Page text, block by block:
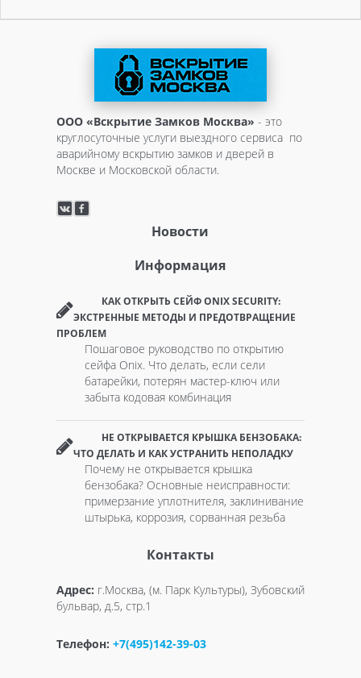
ООО «Вскрытие Замков Москва» - это
круглосуточные услуги выездного сервиса по
аварийному вскрытию замков и дверей в
Москве и Московской области.
Новости
Информация
КАК ОТКРЫТЬ СЕЙФ ONIX SECURITY:
ЭКСТРЕННЫЕ МЕТОДЫ И ПРЕДОТВРАЩЕНИЕ
ПРОБЛЕМ
Пошаговое руководство по открытию
сейфа Onix. Что делать, если сели
батарейки, потерян мастер-ключ или
забыта кодовая комбинация
НЕ ОТКРЫВАЕТСЯ КРЫШКА БЕНЗОБАКА:
ЧТО ДЕЛАТЬ И КАК УСТРАНИТЬ НЕПОЛАДКУ
Почему не открывается крышка
бензобака? Основные неисправности:
примерзание уплотнителя, заклинивание
штырька, коррозия, сорванная резьба
Контакты
Адрес: г.Москва, (м. Парк Культуры), Зубовский
бульвар, д.5, стр.1
Телефон: +7(495)142-39-03